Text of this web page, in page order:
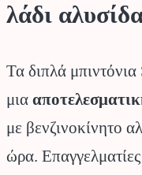
λάδι
Τα διπλά
μια
με βενζινοκίνητο
ώρα.